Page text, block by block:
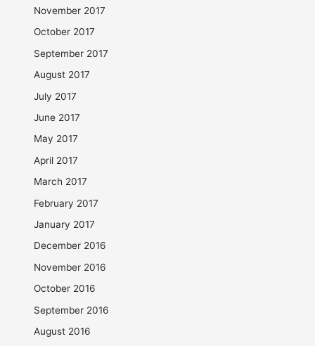
November 2017
October 2017
September 2017
August 2017
July 2017
June 2017
May 2017
April 2017
March 2017
February 2017
January 2017
December 2016
November 2016
October 2016
September 2016
August 2016